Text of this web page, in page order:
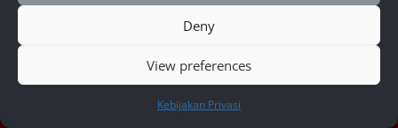
Deny
View preferences
Kebijakan Privasi
Social Links HUBUNGI KAMI